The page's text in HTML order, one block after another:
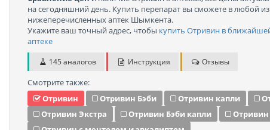
на сегодняшний день. Купить перепарат вы сможете в любой из
нижеперечисленных аптек Шымкента.
Укажите ваш точный адрес, чтобы купить Отривин в
аптеке
145 аналогов Инструкция Отзывы
Смотрите также:
Отривин
Отривин Бэби Отривин капли
Отривин Экстра
Отривин Бэби капли
Отривин